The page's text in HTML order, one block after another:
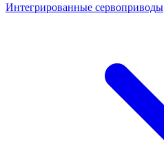
Интегрированные сервоприводы